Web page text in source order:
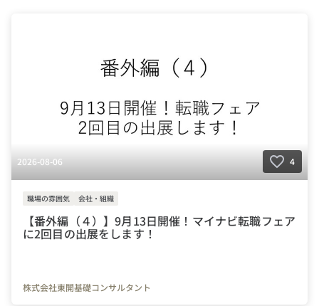
2026-08-06 4
職場の雰囲気 会社・組織
【番外編（４）】9月13日開催！マイナビ転職フェア
に2回目の出展をします！
株式会社東開基礎コンサルタント